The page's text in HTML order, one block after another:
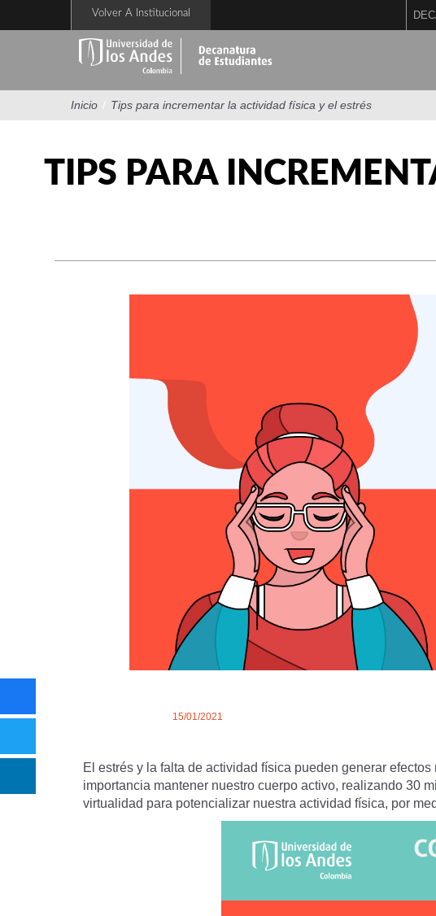
Volver A Institucional
Inicio / Tips para incrementar la actividad física y el estrés
TIPS PARA
15/01/2021
El estrés y la falta de actividad física pueden generar
importancia mantener nuestro cuerpo activo, realizando 30
virtualidad para potencializar nuestra actividad física, por